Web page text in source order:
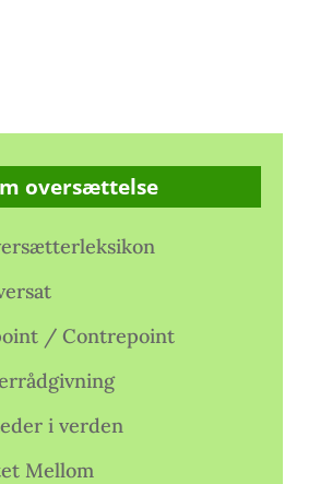
oversættelse
/ Contrepoint
i verden
Mellom